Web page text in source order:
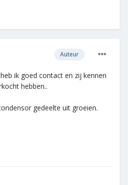
Auteur
ik goed contact en zij kennen
hebben..
gedeelte uit groeien.